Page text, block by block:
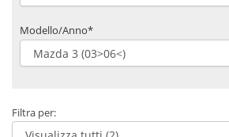
Modello/Anno*
Filtra per: